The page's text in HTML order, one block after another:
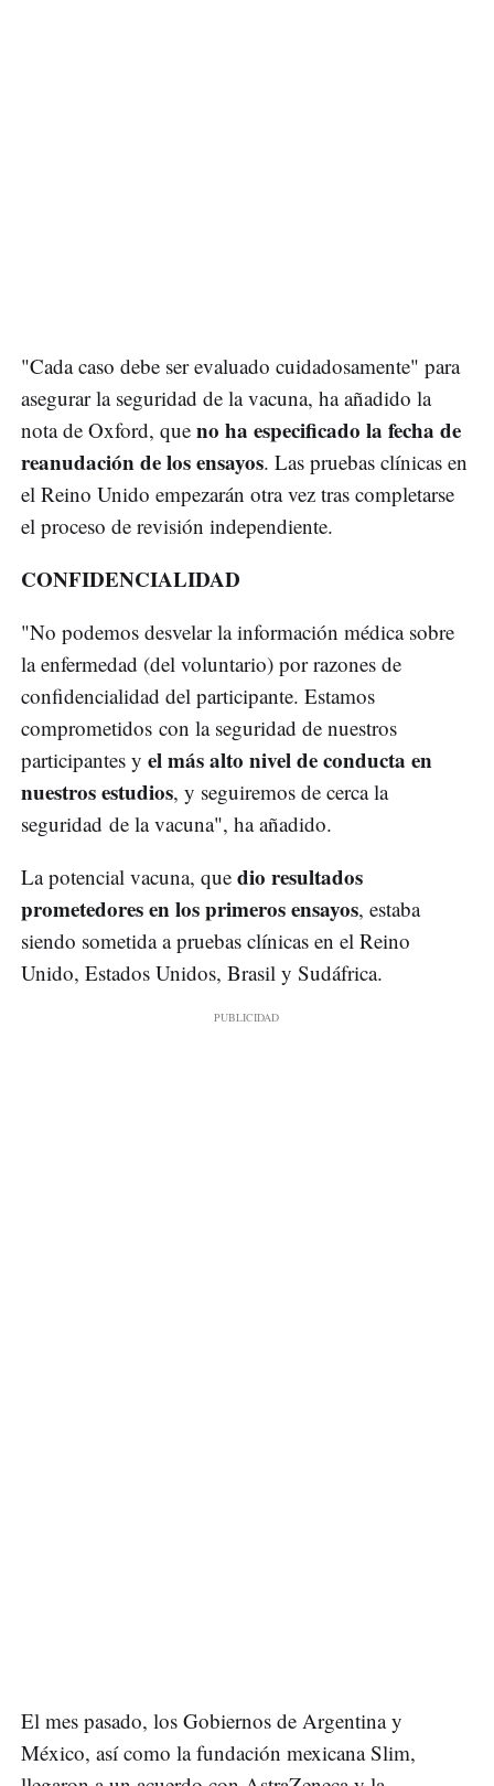
"Cada caso debe ser evaluado cuidadosamente" para
asegurar la seguridad de la vacuna, ha añadido la
nota de Oxford, que no ha especificado la fecha de
reanudación de los ensayos. Las pruebas clínicas en
el Reino Unido empezarán otra vez tras completarse
el proceso de revisión independiente.
CONFIDENCIALIDAD
"No podemos desvelar la información médica sobre
la enfermedad (del voluntario) por razones de
confidencialidad del participante. Estamos
comprometidos con la seguridad de nuestros
participantes y el más alto nivel de conducta en
nuestros estudios, y seguiremos de cerca la
seguridad de la vacuna", ha añadido.
La potencial vacuna, que dio resultados
prometedores en los primeros ensayos, estaba
siendo sometida a pruebas clínicas en el Reino
Unido, Estados Unidos, Brasil y Sudáfrica.
El mes pasado, los Gobiernos de Argentina y
México, así como la fundación mexicana Slim,